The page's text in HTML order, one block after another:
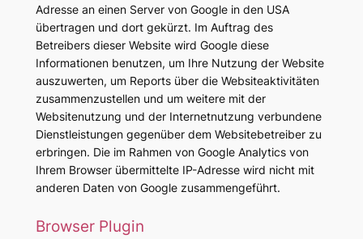
Adresse an einen Server von Google in den USA
übertragen und dort gekürzt. Im Auftrag des
Betreibers dieser Website wird Google diese
Informationen benutzen, um Ihre Nutzung der Website
auszuwerten, um Reports über die Websiteaktivitäten
zusammenzustellen und um weitere mit der
Websitenutzung und der Internetnutzung verbundene
Dienstleistungen gegenüber dem Websitebetreiber zu
erbringen. Die im Rahmen von Google Analytics von
Ihrem Browser übermittelte IP-Adresse wird nicht mit
anderen Daten von Google zusammengeführt.
Browser Plugin